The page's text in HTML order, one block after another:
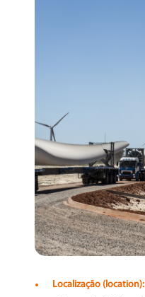
Localização (location):